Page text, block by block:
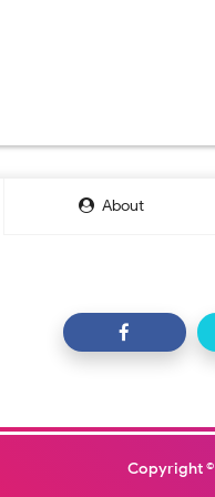
About
Copyright ©